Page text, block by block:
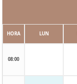
HORA LUN
08:00